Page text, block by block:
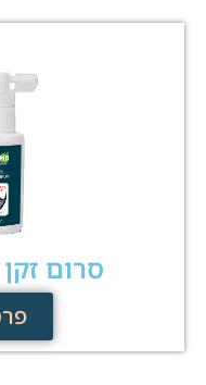
סרום